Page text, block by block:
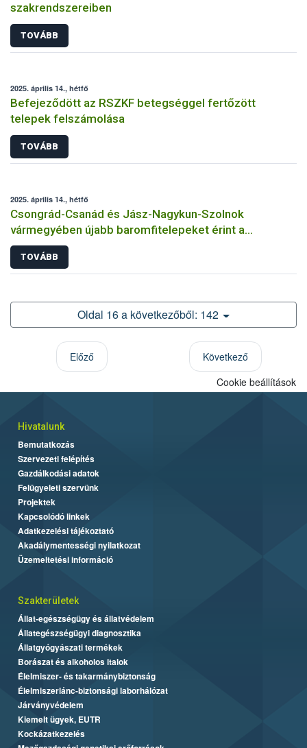
szakrendszereiben
TOVÁBB
2025. április 14., hétfő
Befejeződött az RSZKF betegséggel fertőzött
telepek felszámolása
TOVÁBB
2025. április 14., hétfő
Csongrád-Csanád és Jász-Nagykun-Szolnok
vármegyében újabb baromfitelepeket érint a
madárinfluenza
TOVÁBB
Oldal 16 a következőből: 142
Előző
Következő
Cookie beállítások
Hivatalunk
Bemutatkozás
Szervezeti felépítés
Gazdálkodási adatok
Felügyeleti szervünk
Projektek
Kapcsolódó linkek
Adatkezelési tájékoztató
Akadálymentességi nyilatkozat
Üzemeltetési információ
Szakterületek
Állat-egészségügy és állatvédelem
Állategészségügyi diagnosztika
Állatgyógyászati termékek
Borászat és alkoholos italok
Élelmiszer- és takarmánybiztonság
Élelmiszerlánc-biztonsági laborhálózat
Járványvédelem
Kiemelt ügyek, EUTR
Kockázatkezelés